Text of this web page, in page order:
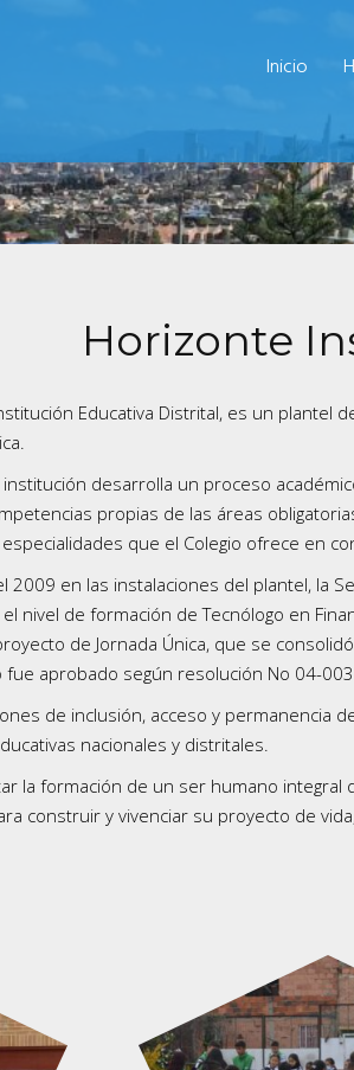
Inicio
Horizonte
Educativa Distrital, es un
desarrolla un proceso
propias de las áreas
que el Colegio ofrece en
en las instalaciones del plantel, la
nivel de formación de Tecnólogo en
de Jornada Única, que se
aprobado según resolución No 04-
de inclusión, acceso y permanencia
nacionales y distritales.
la formación de un ser humano integral
construir y vivenciar su proyecto de